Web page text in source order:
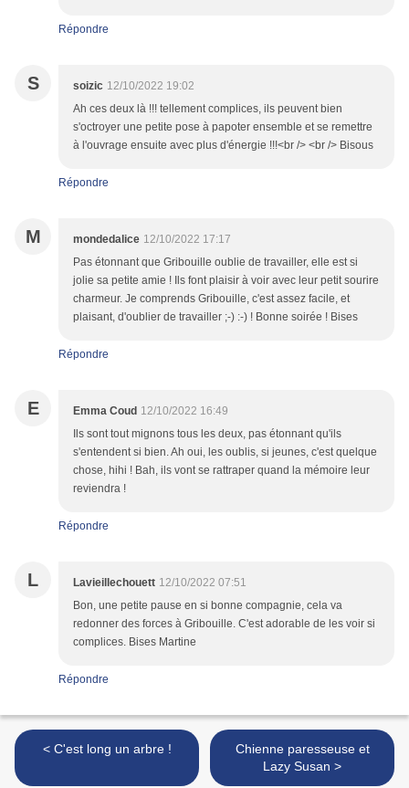
Répondre
S soizic 12/10/2022 19:02
Ah ces deux là !!! tellement complices, ils peuvent bien
s'octroyer une petite pose à papoter ensemble et se remettre
à l'ouvrage ensuite avec plus d'énergie !!!<br /> <br /> Bisous
Répondre
M mondedalice 12/10/2022 17:17
Pas étonnant que Gribouille oublie de travailler, elle est si
jolie sa petite amie ! Ils font plaisir à voir avec leur petit sourire
charmeur. Je comprends Gribouille, c'est assez facile, et
plaisant, d'oublier de travailler ;-) :-) ! Bonne soirée ! Bises
Répondre
E Emma Coud 12/10/2022 16:49
Ils sont tout mignons tous les deux, pas étonnant qu'ils
s'entendent si bien. Ah oui, les oublis, si jeunes, c'est quelque
chose, hihi ! Bah, ils vont se rattraper quand la mémoire leur
reviendra !
Répondre
L Lavieillechouett 12/10/2022 07:51
Bon, une petite pause en si bonne compagnie, cela va
redonner des forces à Gribouille. C'est adorable de les voir si
complices. Bises Martine
Répondre
< C'est long un arbre !
Chienne paresseuse et
Lazy Susan >